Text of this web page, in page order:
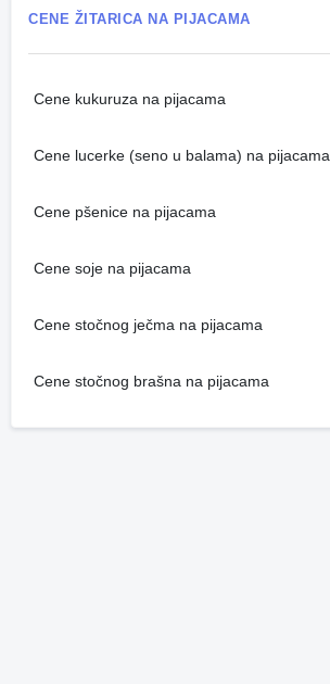
CENE ŽITARICA NA PIJACAMA
Cene kukuruza na pijacama
Cene lucerke (seno u balama) na pijacama
Cene pšenice na pijacama
Cene soje na pijacama
Cene stočnog ječma na pijacama
Cene stočnog brašna na pijacama